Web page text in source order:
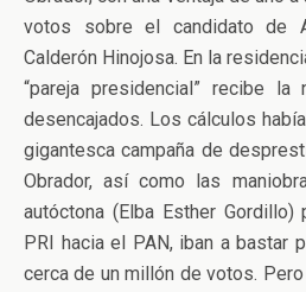
votos sobre el candidato de
Calderón Hinojosa. En la
“pareja presidencial” recibe
desencajados. Los cálculos
gigantesca campaña de
Obrador, así como las
autóctona (Elba Esther
PRI hacia el PAN, iban a bastar
cerca de un millón de votos. Pero